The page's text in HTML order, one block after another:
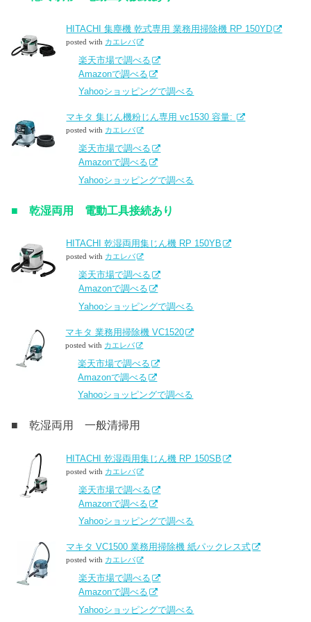
HITACHI 集塵機 乾式専用 業務用掃除機 RP 150YD
posted with カエレバ
楽天市場で調べる
Amazonで調べる
Yahooショッピングで調べる
マキタ 集じん機粉じん専用 vc1530 容量:
posted with カエレバ
楽天市場で調べる
Amazonで調べる
Yahooショッピングで調べる
■ 乾湿両用 電動工具接続あり
HITACHI 乾湿両用集じん機 RP 150YB
posted with カエレバ
楽天市場で調べる
Amazonで調べる
Yahooショッピングで調べる
マキタ 業務用掃除機 VC1520
posted with カエレバ
楽天市場で調べる
Amazonで調べる
Yahooショッピングで調べる
■ 乾湿両用 一般清掃用
HITACHI 乾湿両用集じん機 RP 150SB
posted with カエレバ
楽天市場で調べる
Amazonで調べる
Yahooショッピングで調べる
マキタ VC1500 業務用掃除機 紙パックレス式
posted with カエレバ
楽天市場で調べる
Amazonで調べる
Yahooショッピングで調べる